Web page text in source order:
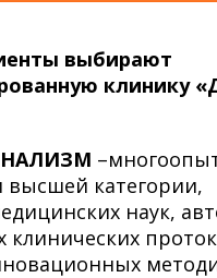
выбирают
клинику
высшей категории,
наук,
клинических